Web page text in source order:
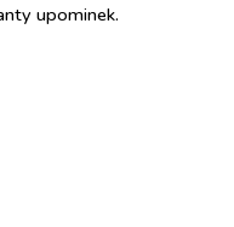
upominek.